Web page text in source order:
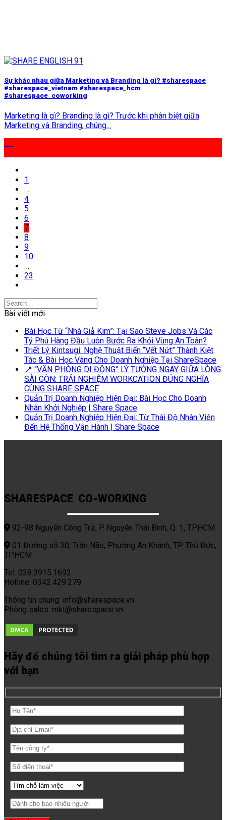
Sự khác nhau giữa Marketing và Branding là gì? #sharespace
#sharespace_vietnam #sharespace_hcm
#sharespace_coworking
Marketing là gì? Branding là gì? Trước khi phân biệt giữa
Marketing và Branding, chúng...
1
…
4
5
6
7
8
9
10
…
23
Bài viết mới
Bài Học Từ “Nhà Giả Kim”: Tại Sao Steve Jobs Và Các
Tỷ Phú Hàng Đầu Luôn Bước Ra Khỏi Vùng An Toàn?
Triết Lý Kintsugi: Nghệ Thuật Biến “Vết Nứt” Thành Kiệt
Tác & Bài Học Vàng Cho Doanh Nghiệp Tại ShareSpace
📍 “VĂN PHÒNG DI ĐỘNG” LÝ TƯỞNG NGAY GIỮA LÒNG
SÀI GÒN: TRẢI NGHIỆM WORKCATION ĐÚNG NGHĨA
CÙNG SHARE SPACE
Quản Trị Doanh Nghiệp Hiện Đại: Bài Học Cho Doanh
Nhân Khởi Nghiệp | Share Space
Quản Trị Doanh Nghiệp Hiện Đại: Từ Thái Độ Nhân Viên
Đến Hệ Thống Vận Hành | Share Space
SHARESPACE CO-WORKING
92-98 Nguyễn Công Trứ, P. Nguyễn Thái Bình, Q. 1, TPHCM
01 Đường số 30, Trần Não, Phường An Khánh, TP Thủ Đức,
TP.HCM
Tel: 028.3915.1692
Hotline: 0342.429.279
Thông tin chung: info@sharespace.vn
Phòng sales: mkt@sharespace.vn
Hãy để chúng tôi tìm ra giải pháp phù hợp
với bạn